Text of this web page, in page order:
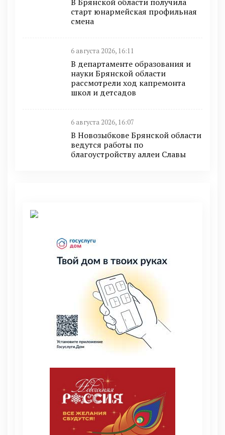
старт юнармейская профильная
смена
6 августа 2026, 16:11
В департаменте образования и
науки Брянской области
рассмотрели ход капремонта
школ и детсадов
6 августа 2026, 16:07
В Новозыбкове Брянской области
ведутся работы по
благоустройству аллеи Славы